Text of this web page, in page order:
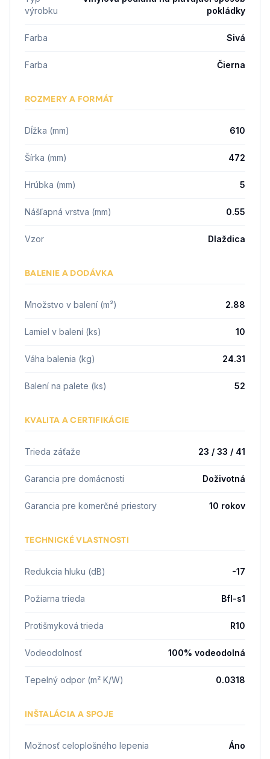
výrobku
pokládky
Farba Sivá
Farba Čierna
ROZMERY A FORMÁT
Dĺžka (mm) 610
Šírka (mm) 472
Hrúbka (mm) 5
Nášľapná vrstva (mm) 0.55
Vzor Dlaždica
BALENIE A DODÁVKA
Množstvo v balení (m²) 2.88
Lamiel v balení (ks) 10
Váha balenia (kg) 24.31
Balení na palete (ks) 52
KVALITA A CERTIFIKÁCIE
Trieda záťaže 23 / 33 / 41
Garancia pre domácnosti Doživotná
Garancia pre komerčné priestory 10 rokov
TECHNICKÉ VLASTNOSTI
Redukcia hluku (dB) -17
Požiarna trieda Bfl-s1
Protišmyková trieda R10
Vodeodolnosť 100% vodeodolná
Tepelný odpor (m² K/W) 0.0318
INŠTALÁCIA A SPOJE
Možnosť celoplošného lepenia Áno